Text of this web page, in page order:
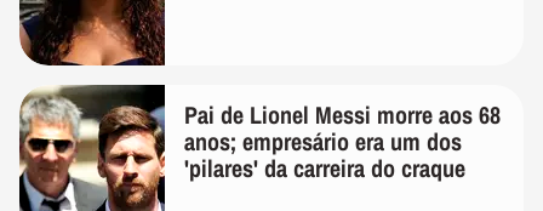
Pai de Lionel Messi morre aos 68
anos; empresário era um dos
'pilares' da carreira do craque